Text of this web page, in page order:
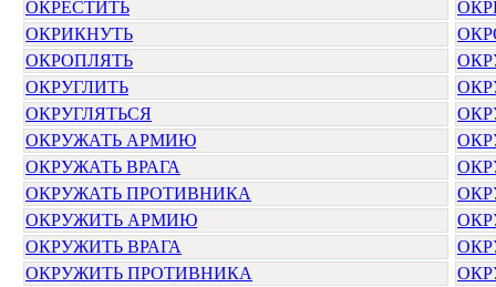
ОКРЕСТИТЬ
ОКРИКНУТЬ
ОКРОПЛЯТЬ
ОКРУГЛИТЬ
ОКРУГЛЯТЬСЯ
ОКРУЖАТЬ АРМИЮ
ОКРУЖАТЬ ВРАГА
ОКРУЖАТЬ ПРОТИВНИКА
ОКРУЖИТЬ АРМИЮ
ОКРУЖИТЬ ВРАГА
ОКРУЖИТЬ ПРОТИВНИКА